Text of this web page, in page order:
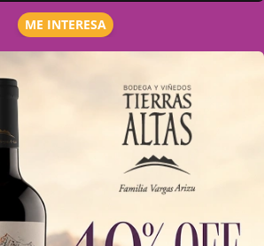
ME INTERESA